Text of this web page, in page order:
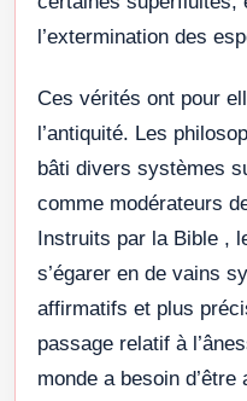
l’extermination des
Ces vérités ont pour
l’antiquité. Les
bâti divers systèmes
comme modérateurs
Instruits par la Bible ,
s’égarer en de vains
affirmatifs et plus
passage relatif à
monde a besoin